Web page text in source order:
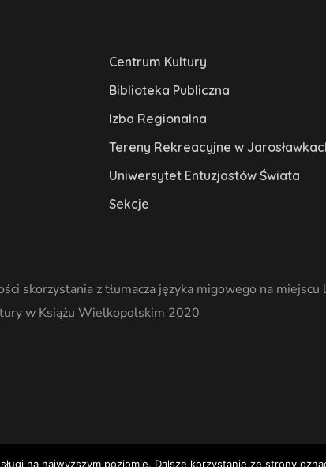
Centrum Kultury
Biblioteka Publiczna
Izba Regionalna
Tereny Rekreacyjne w
Uniwersytet Entuzjastów Świata
Sekcje
skorzystania z tłumacza języka migowego na miejscu
w Książu Wielkopolskim 2020
na najwyższym poziomie. Dalsze korzystanie ze strony